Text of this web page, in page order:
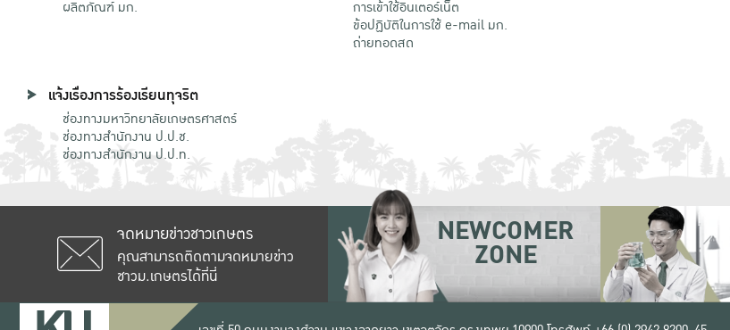
ผลิตภัณฑ์ มก.
การเข้าใช้อินเตอร์เน็ต
ข้อปฏิบัติในการใช้ e-mail มก.
ถ่ายทอดสด
แจ้งเรื่องการร้องเรียนทุจริต
ช่องทางมหาวิทยาลัยเกษตรศาสตร์
ช่องทางสำนักงาน ป.ป.ช.
ช่องทางสำนักงาน ป.ป.ท.
จดหมายข่าวชาวเกษตร
คุณสามารถติดตามจดหมายข่าว
ชาวม.เกษตรได้ที่นี่
NEWCOMER
ZONE